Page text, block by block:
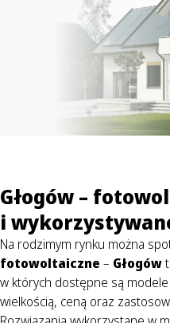
Głogów –
i
Na rodzimym rynku można
fotowoltaiczne – Głogów
w których dostępne są
wielkością, ceną oraz